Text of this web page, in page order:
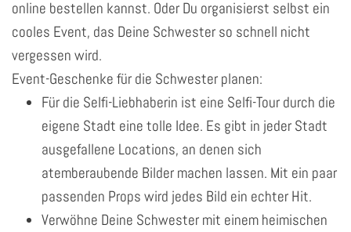
online bestellen kannst. Oder Du organisierst selbst ein
cooles Event, das Deine Schwester so schnell nicht
vergessen wird.
Event-Geschenke für die Schwester planen:
Für die Selfi-Liebhaberin ist eine Selfi-Tour durch die
eigene Stadt eine tolle Idee. Es gibt in jeder Stadt
ausgefallene Locations, an denen sich
atemberaubende Bilder machen lassen. Mit ein paar
passenden Props wird jedes Bild ein echter Hit.
Verwöhne Deine Schwester mit einem heimischen